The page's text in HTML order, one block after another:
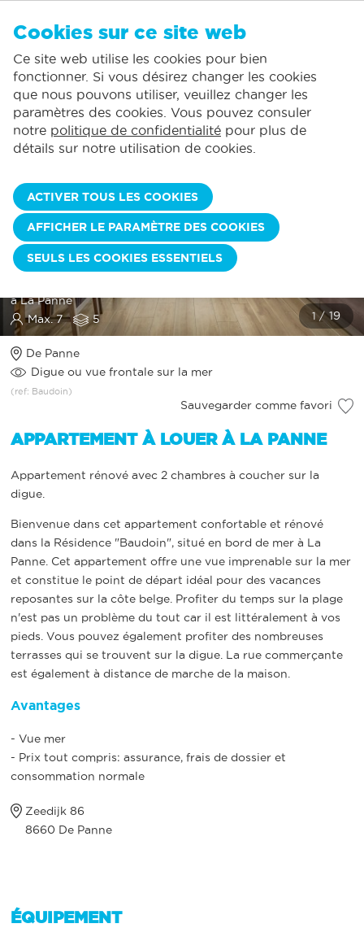
Comprend la consommation normale*
La plus grande offre de location de vacances
Des jours d'arrivée flexibles
Vous pouvez ajouter des hébergements à vos favoris en cliquant sur le
klikken.
St.-Idesbald:
Koksijde:
Oostduinkerke:
Wenduine:
Blankenberge:
BAUDOIN 0503
à La Panne
Max. 7
5
De Panne
Digue ou vue frontale sur la mer
(ref: Baudoin)
Sauvegarder comme favori
APPARTEMENT À LOUER À LA PANNE
Appartement rénové avec 2 chambres à coucher sur la
digue.
Bienvenue dans cet appartement confortable et rénové
dans la Résidence "Baudoin", situé en bord de mer à La
Panne. Cet appartement offre une vue imprenable sur la mer
et constitue le point de départ idéal pour des vacances
reposantes sur la côte belge. Profiter du temps sur la plage
n'est pas un problème du tout car il est littéralement à vos
pieds. Vous pouvez également profiter des nombreuses
terrasses qui se trouvent sur la digue. La rue commerçante
est également à distance de marche de la maison.
Avantages
- Vue mer
- Prix tout compris: assurance, frais de dossier et
consommation normale
Zeedijk 86
8660 De Panne
ÉQUIPEMENT
Cookies sur ce site web
Ce site web utilise les cookies pour bien
fonctionner. Si vous désirez changer les cookies
que nous pouvons utiliser, veuillez changer les
paramètres des cookies. Vous pouvez consuler
notre politique de confidentialité pour plus de
détails sur notre utilisation de cookies.
ACTIVER TOUS LES COOKIES
AFFICHER LE PARAMÈTRE DES COOKIES
SEULS LES COOKIES ESSENTIELS